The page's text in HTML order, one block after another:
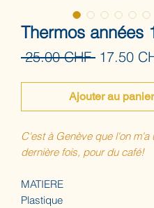
Thermos années
25.00 CHF Prix
17.50
Ajouter au panier
C'est à Genève que l'on m'a
dernière fois, pour du café!
MATIERE
Plastique